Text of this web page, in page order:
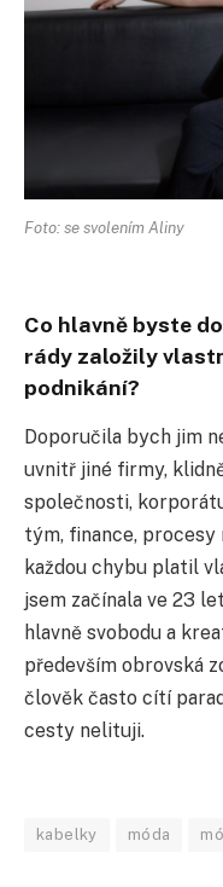
Foto: se svolením Aliny
Co hlavně byste
rády založily
podnikání?
Doporučila bych jim
uvnitř jiné firmy,
společnosti,
tým, finance, procesy
každou chybu platil
jsem začínala ve 23
hlavně svobodu a
především obrovská
člověk často cítí
cesty nelituji.
kabelky móda